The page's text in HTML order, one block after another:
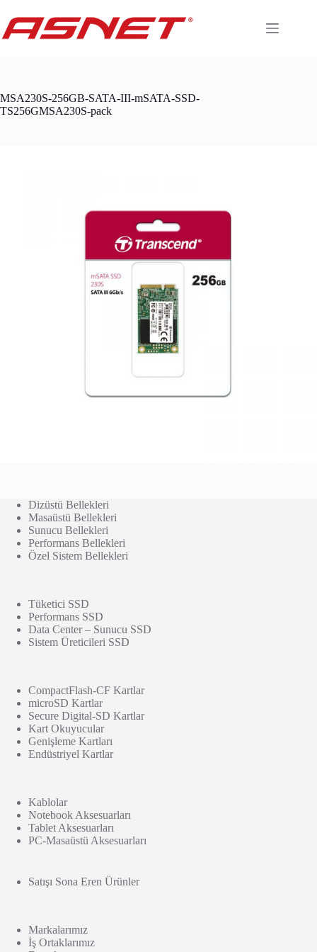
content
MSA230S-256GB-SATA-III-mSATA-SSD-
TS256GMSA230S-pack
Dizüstü Bellekleri
Masaüstü Bellekleri
Sunucu Bellekleri
Performans Bellekleri
Özel Sistem Bellekleri
Tüketici SSD
Performans SSD
Data Center – Sunucu SSD
Sistem Üreticileri SSD
CompactFlash-CF Kartlar
microSD Kartlar
Secure Digital-SD Kartlar
Kart Okuyucular
Genişleme Kartları
Endüstriyel Kartlar
Kablolar
Notebook Aksesuarları
Tablet Aksesuarları
PC-Masaüstü Aksesuarları
Satışı Sona Eren Ürünler
Markalarımız
İş Ortaklarımız